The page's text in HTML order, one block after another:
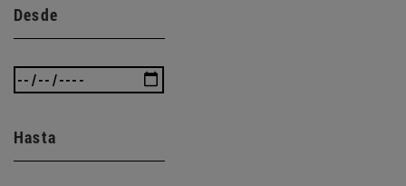
Desde
Hasta